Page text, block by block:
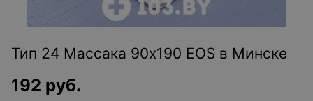
Тип 24 Массака 90x190 EOS в Минске
192 руб.